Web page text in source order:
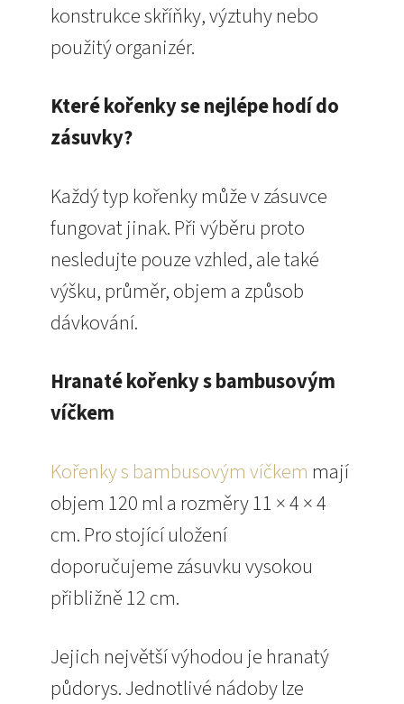
konstrukce skříňky, výztuhy nebo
použitý organizér.
Které kořenky se nejlépe hodí do
zásuvky?
Každý typ kořenky může v zásuvce
fungovat jinak. Při výběru proto
nesledujte pouze vzhled, ale také
výšku, průměr, objem a způsob
dávkování.
Hranaté kořenky s bambusovým
víčkem
Kořenky s bambusovým víčkem mají
objem 120 ml a rozměry 11 × 4 × 4
cm. Pro stojící uložení
doporučujeme zásuvku vysokou
přibližně 12 cm.
Jejich největší výhodou je hranatý
půdorys. Jednotlivé nádoby lze